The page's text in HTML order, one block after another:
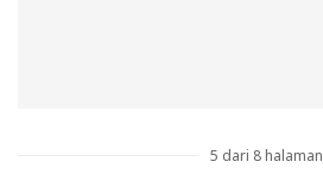
5 dari 8 halaman